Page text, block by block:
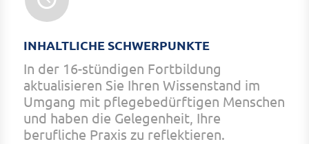
INHALTLICHE SCHWERPUNKTE
In der 16-stündigen Fortbildung
aktualisieren Sie Ihren Wissenstand im
Umgang mit pflegebedürftigen Menschen
und haben die Gelegenheit, Ihre
berufliche Praxis zu reflektieren.